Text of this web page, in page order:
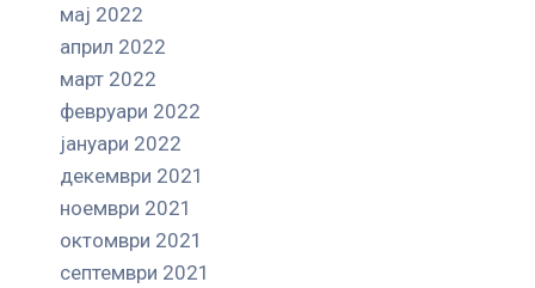
мај 2022
април 2022
март 2022
февруари 2022
јануари 2022
декември 2021
ноември 2021
октомври 2021
септември 2021